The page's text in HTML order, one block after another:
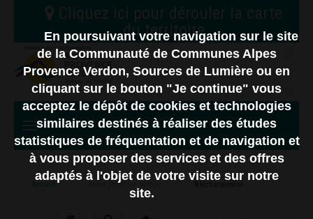
C.C. Alpes d'Azur
83
Nord
10 km
06
Accueil Alpes Provence Verdon
En poursuivant votre navigation sur le site
de la Communauté de Communes Alpes
Provence Verdon, Sources de Lumière ou en
cliquant sur le bouton "Je continue" vous
acceptez le dépôt de cookies et technologies
similaires destinés à réaliser des études
statistiques de fréquentation et de navigation et
à vous proposer des services et des offres
adaptés à l'objet de votre visite sur notre
site.